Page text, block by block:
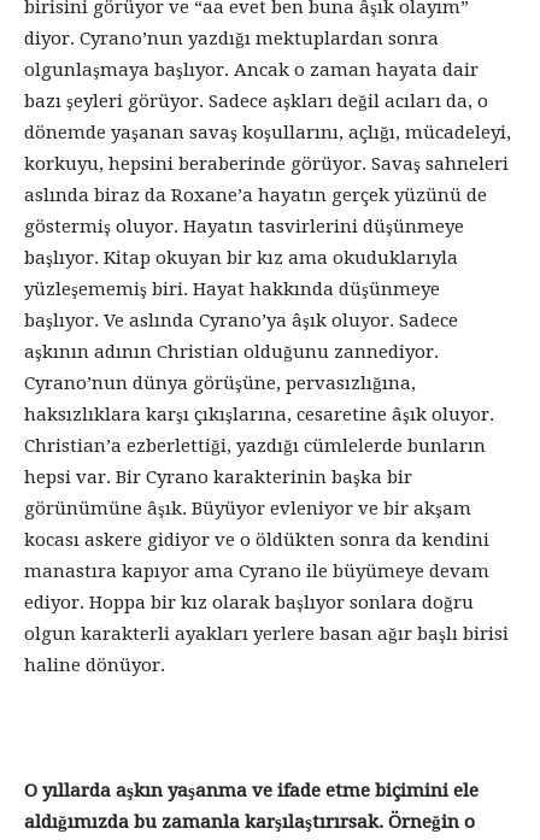
birisini görüyor ve “aa evet ben buna âşık olayım”
diyor. Cyrano’nun yazdığı mektuplardan sonra
olgunlaşmaya başlıyor. Ancak o zaman hayata dair
bazı şeyleri görüyor. Sadece aşkları değil acıları da, o
dönemde yaşanan savaş koşullarını, açlığı, mücadeleyi,
korkuyu, hepsini beraberinde görüyor. Savaş sahneleri
aslında biraz da Roxane’a hayatın gerçek yüzünü de
göstermiş oluyor. Hayatın tasvirlerini düşünmeye
başlıyor. Kitap okuyan bir kız ama okuduklarıyla
yüzleşememiş biri. Hayat hakkında düşünmeye
başlıyor. Ve aslında Cyrano’ya âşık oluyor. Sadece
aşkının adının Christian olduğunu zannediyor.
Cyrano’nun dünya görüşüne, pervasızlığına,
haksızlıklara karşı çıkışlarına, cesaretine âşık oluyor.
Christian’a ezberlettiği, yazdığı cümlelerde bunların
hepsi var. Bir Cyrano karakterinin başka bir
görünümüne âşık. Büyüyor evleniyor ve bir akşam
kocası askere gidiyor ve o öldükten sonra da kendini
manastıra kapıyor ama Cyrano ile büyümeye devam
ediyor. Hoppa bir kız olarak başlıyor sonlara doğru
olgun karakterli ayakları yerlere basan ağır başlı birisi
haline dönüyor.
O yıllarda aşkın yaşanma ve ifade etme biçimini ele
aldığımızda bu zamanla karşılaştırırsak. Örneğin o